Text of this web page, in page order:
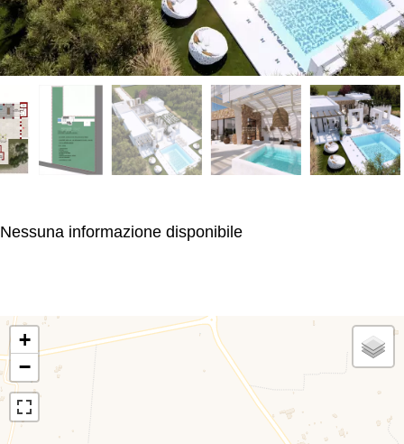
Nessuna informazione disponibile
+
−